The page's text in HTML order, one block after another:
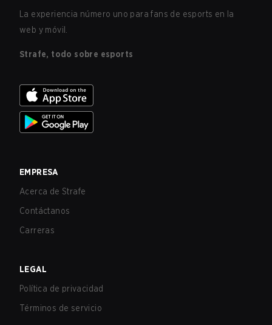
La experiencia número uno para fans de esports en la
web y móvil.
Strafe, todo sobre esports
EMPRESA
Acerca de Strafe
Contáctanos
Carreras
LEGAL
Política de privacidad
Términos de servicio